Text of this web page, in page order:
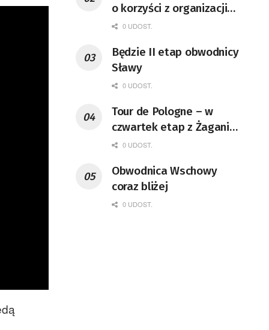
o korzyści z organizacji
mety Tour de Pologne
0 UDOST.
Będzie II etap obwodnicy
Sławy
0 UDOST.
Tour de Pologne – w
czwartek etap z Żagania
do Karpacza
0 UDOST.
Obwodnica Wschowy
coraz bliżej
0 UDOST.